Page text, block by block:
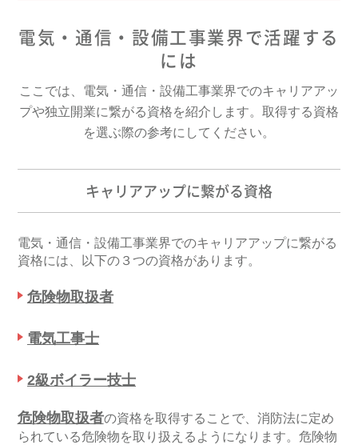
電気・通信・設備工事業界で活躍する
には
ここでは、電気・通信・設備工事業界でのキャリアアッ
プや独立開業に繋がる資格を紹介します。取得する資格
を選ぶ際の参考にしてください。
キャリアアップに繋がる資格
電気・通信・設備工事業界でのキャリアアップに繋がる
資格には、以下の３つの資格があります。
危険物取扱者
電気工事士
2級ボイラー技士
危険物取扱者の資格を取得することで、消防法に定め
られている危険物を取り扱えるようになります。危険物